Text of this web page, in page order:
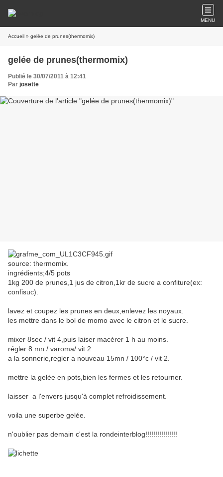
MENU
Accueil » gelée de prunes(thermomix)
gelée de prunes(thermomix)
Publié le 30/07/2011 à 12:41
Par josette
source: thermomix.
ingrédients;4/5 pots
1kg 200 de prunes,1 jus de citron,1kr de sucre a confiture(ex:
confisuc).
lavez et coupez les prunes en deux,enlevez les noyaux.
les mettre dans le bol de momo avec le citron et le sucre.
mixer 8sec / vit 4,puis laiser macérer 1 h au moins.
régler 8 mn / varoma/ vit 2
a la sonnerie,regler a nouveau 15mn / 100°c / vit 2.
mettre la gelée en pots,bien les fermes et les retourner.
laisser a l'envers jusqu'à complet refroidissement.
voila une superbe gelée.
n'oublier pas demain c'est la rondeinterblog!!!!!!!!!!!!!!!!